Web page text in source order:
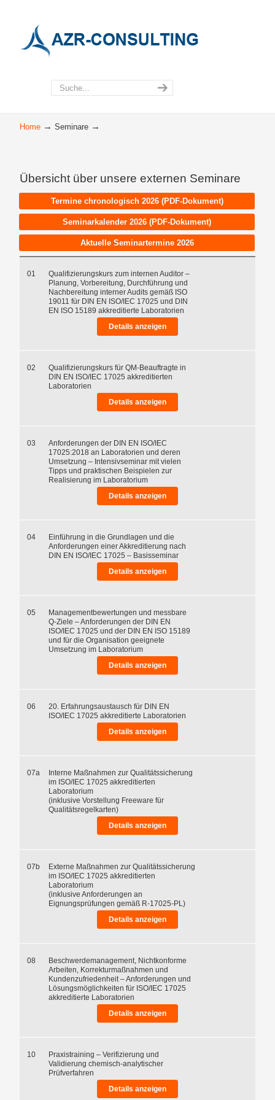
Home →Seminare →
Übersicht über unsere externen Seminare
Termine chronologisch 2026 (PDF-Dokument)
Seminarkalender 2026 (PDF-Dokument)
Aktuelle Seminartermine 2026
01
Qualifizierungskurs zum internen Auditor –
Planung, Vorbereitung, Durchführung und
Nachbereitung interner Audits gemäß ISO
19011 für DIN EN ISO/IEC 17025 und DIN
EN ISO 15189 akkreditierte Laboratorien
Details anzeigen
02
Qualifizierungskurs für QM-Beauftragte in
DIN EN ISO/IEC 17025 akkreditierten
Laboratorien
Details anzeigen
03
Anforderungen der DIN EN ISO/IEC
17025:2018 an Laboratorien und deren
Umsetzung – Intensivseminar mit vielen
Tipps und praktischen Beispielen zur
Realisierung im Laboratorium
Details anzeigen
04
Einführung in die Grundlagen und die
Anforderungen einer Akkreditierung nach
DIN EN ISO/IEC 17025 – Basisseminar
Details anzeigen
05
Managementbewertungen und messbare
Q-Ziele – Anforderungen der DIN EN
ISO/IEC 17025 und der DIN EN ISO 15189
und für die Organisation geeignete
Umsetzung im Laboratorium
Details anzeigen
06
20. Erfahrungsaustausch für DIN EN
ISO/IEC 17025 akkreditierte Laboratorien
Details anzeigen
07a
Interne Maßnahmen zur Qualitätssicherung
im ISO/IEC 17025 akkreditierten
Laboratorium
(inklusive Vorstellung Freeware für
Qualitätsregelkarten)
Details anzeigen
07b
Externe Maßnahmen zur Qualitätssicherung
im ISO/IEC 17025 akkreditierten
Laboratorium
(inklusive Anforderungen an
Eignungsprüfungen gemäß R-17025-PL)
Details anzeigen
08
Beschwerdemanagement, Nichtkonforme
Arbeiten, Korrekturmaßnahmen und
Kundenzufriedenheit – Anforderungen und
Lösungsmöglichkeiten für ISO/IEC 17025
akkreditierte Laboratorien
Details anzeigen
10
Praxistraining – Verifizierung und
Validierung chemisch-analytischer
Prüfverfahren
Details anzeigen